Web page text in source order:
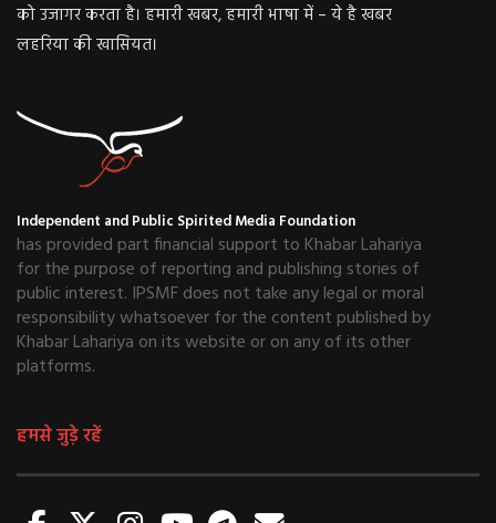
को उजागर करता है। हमारी खबर, हमारी भाषा में – ये है खबर
लहरिया की खासियत।
Independent and Public Spirited Media Foundation
has provided part financial support to Khabar Lahariya
for the purpose of reporting and publishing stories of
public interest. IPSMF does not take any legal or moral
responsibility whatsoever for the content published by
Khabar Lahariya on its website or on any of its other
platforms.
हमसे जुड़े रहें